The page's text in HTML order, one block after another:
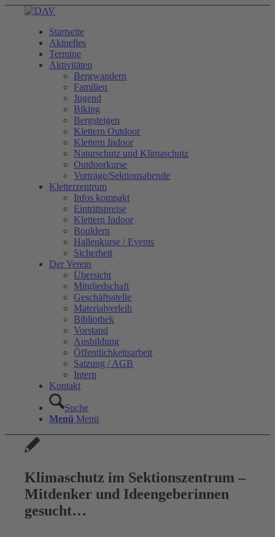
Startseite
Aktuelles
Termine
Aktivitäten
Bergwandern
Familien
Jugend
Biking
Bergsteigen
Klettern Outdoor
Klettern Indoor
Naturschutz und Klimaschutz
Outdoorkurse
Vorträge/Sektionsabende
Kletterzentrum
Infos kompakt
Eintrittspreise
Klettern Indoor
Bouldern
Hallenkurse / Events
Sicherheit
Der Verein
Übersicht
Mitgliedschaft
Geschäftsstelle
Materialverleih
Bibliothek
Vorstand
Ausbildung
Öffentlichkeitsarbeit
Satzung / AGB
Intern
Kontakt
Suche
Menü Menü
Klimaschutz im Sektionszentrum –
Mitdenker und Ideengeberinnen
gesucht…